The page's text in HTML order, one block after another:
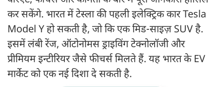
कर सकेंगे. भारत में टेस्ला की पहली इलेक्ट्रिक कार Tesla
Model Y हो सकती है, जो कि एक मिड-साइज़ SUV है.
इसमें लंबी रेंज, ऑटोनोमस ड्राइविंग टेक्नोलॉजी और
प्रीमियम इन्टीरियर जैसे फीचर्स मिलते हैं. यह भारत के EV
मार्केट को एक नई दिशा दे सकती है.